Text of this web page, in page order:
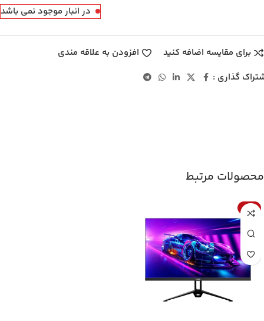
در انبار موجود نمی باشد
برای مقایسه اضافه کنید
افزودن به علاقه مندی
گذاری :
محصولات مرتبط
حراج